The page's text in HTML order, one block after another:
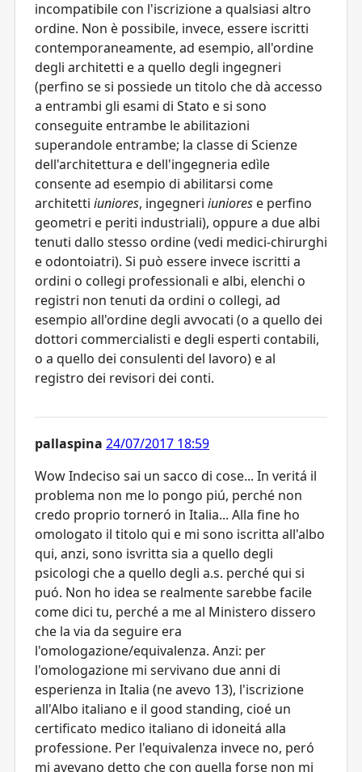
incompatibile con l'iscrizione a qualsiasi altro
ordine. Non è possibile, invece, essere iscritti
contemporaneamente, ad esempio, all'ordine
degli architetti e a quello degli ingegneri
(perfino se si possiede un titolo che dà accesso
a entrambi gli esami di Stato e si sono
conseguite entrambe le abilitazioni
superandole entrambe; la classe di Scienze
dell'architettura e dell'ingegneria edìle
consente ad esempio di abilitarsi come
architetti iuniores, ingegneri iuniores e perfino
geometri e periti industriali), oppure a due albi
tenuti dallo stesso ordine (vedi medici-chirurghi
e odontoiatri). Si può essere invece iscritti a
ordini o collegi professionali e albi, elenchi o
registri non tenuti da ordini o collegi, ad
esempio all'ordine degli avvocati (o a quello dei
dottori commercialisti e degli esperti contabili,
o a quello dei consulenti del lavoro) e al
registro dei revisori dei conti.
pallaspina 24/07/2017 18:59
Wow Indeciso sai un sacco di cose... In veritá il
problema non me lo pongo piú, perché non
credo proprio torneró in Italia... Alla fine ho
omologato il titolo qui e mi sono iscritta all'albo
qui, anzi, sono isvritta sia a quello degli
psicologi che a quello degli a.s. perché qui si
puó. Non ho idea se realmente sarebbe facile
come dici tu, perché a me al Ministero dissero
che la via da seguire era
l'omologazione/equivalenza. Anzi: per
l'omologazione mi servivano due anni di
esperienza in Italia (ne avevo 13), l'iscrizione
all'Albo italiano e il good standing, cioé un
certificato medico italiano di idoneitá alla
professione. Per l'equivalenza invece no, peró
mi avevano detto che con quella forse non mi